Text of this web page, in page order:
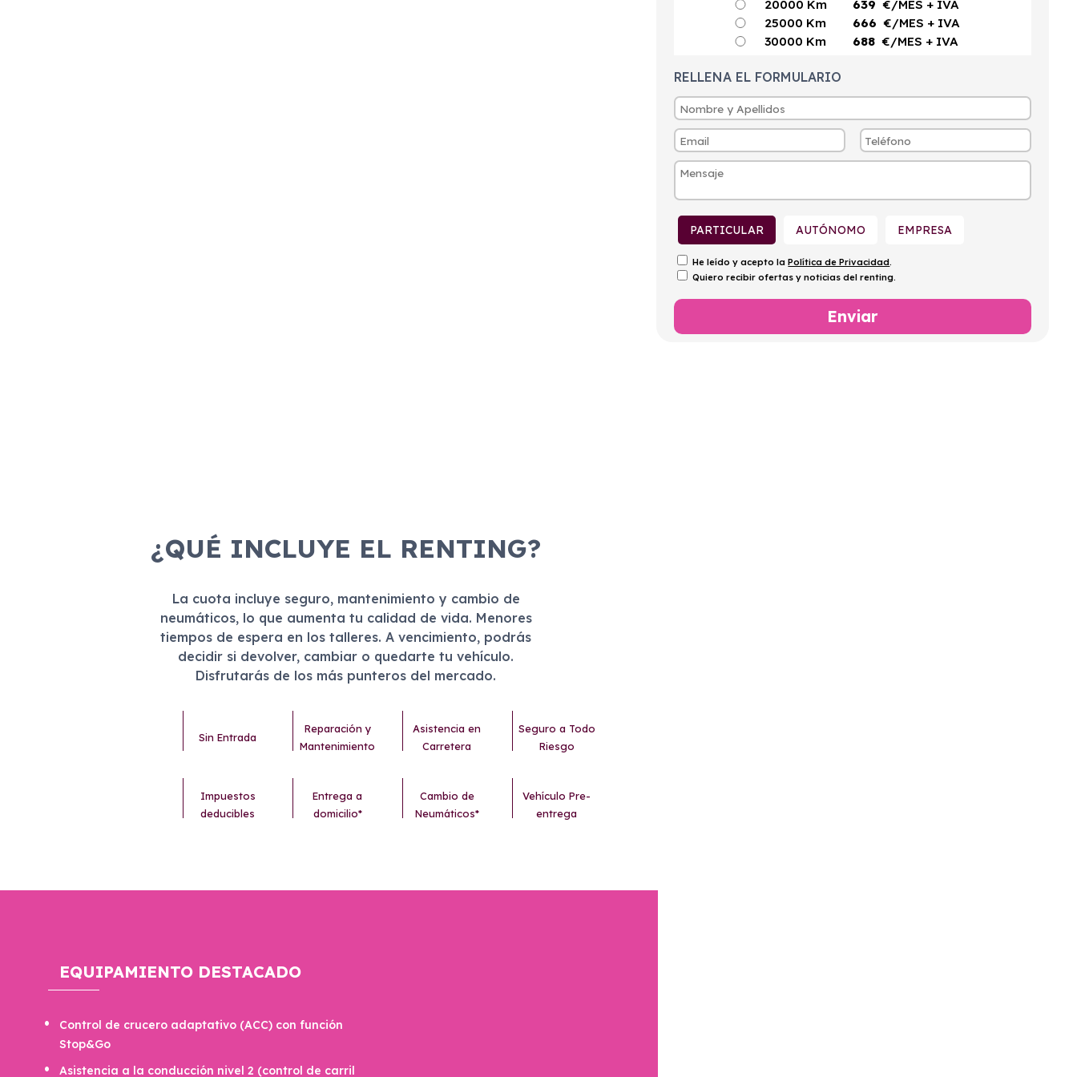
¿QUÉ INCLUYE EL RENTING?
La cuota incluye seguro, mantenimiento y cambio de
neumáticos, lo que aumenta tu calidad de vida. Menores
tiempos de espera en los talleres. A vencimiento, podrás
decidir si devolver, cambiar o quedarte tu vehículo.
Disfrutarás de los más punteros del mercado.
Sin Entrada
Reparación y
Mantenimiento
Asistencia en
Carretera
Seguro a Todo
Riesgo
Impuestos
deducibles
Entrega a
domicilio*
Cambio de
Neumáticos*
Vehículo Pre-
entrega
EQUIPAMIENTO DESTACADO
Control de crucero adaptativo (ACC) con función
Stop&Go
Asistencia a la conducción nivel 2 (control de carril
20000 Km
639 €/MES + IVA
25000 Km
666 €/MES + IVA
30000 Km
688 €/MES + IVA
RELLENA EL FORMULARIO
PARTICULAR AUTÓNOMO EMPRESA
He leído y acepto laPolítica de Privacidad.
Quiero recibir ofertas y noticias del renting.